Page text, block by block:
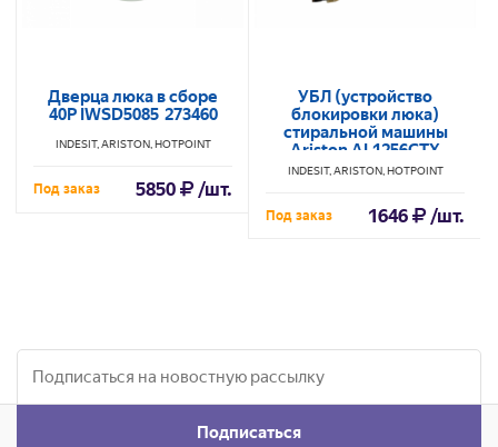
Дверца люка в сборе
40P IWSD5085 273460
INDESIT, ARISTON, HOTPOINT
Под заказ 5850 /шт.
УБЛ (устройство
блокировки люка)
стиральной машины
Ariston AL1256CTX
С00050061
INDESIT, ARISTON, HOTPOINT
Под заказ 1646 /шт.
Подписаться